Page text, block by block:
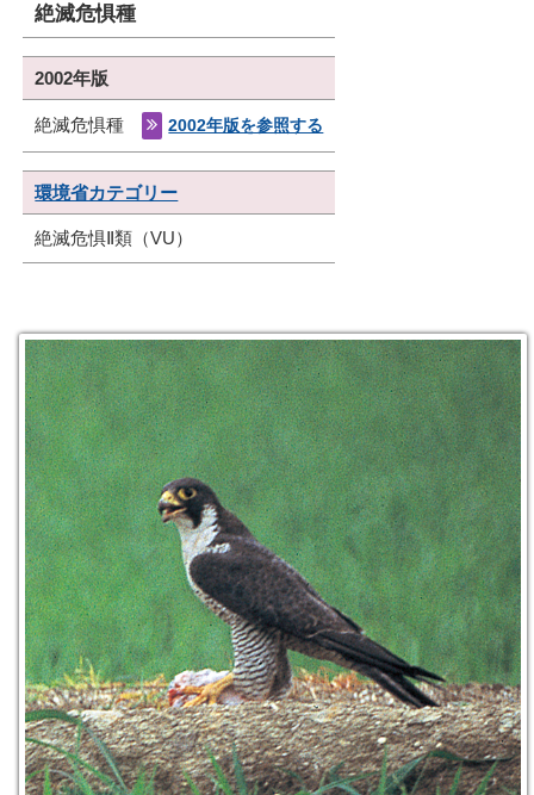
絶滅危惧種
2002年版
絶滅危惧種 2002年版を参照する
環境省カテゴリー
絶滅危惧Ⅱ類（VU）